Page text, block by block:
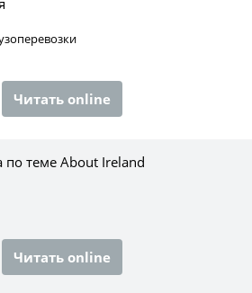
Читать online
по теме About Ireland
Читать online